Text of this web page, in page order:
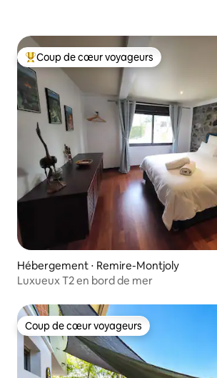
Coups de cœur voyageurs les plus
Coup de cœur voyageurs
Hébergement ⋅ Remire-Montjoly
Luxueux T2 en bord de mer
Coup de cœur voyageurs
Coup de cœur voyageurs